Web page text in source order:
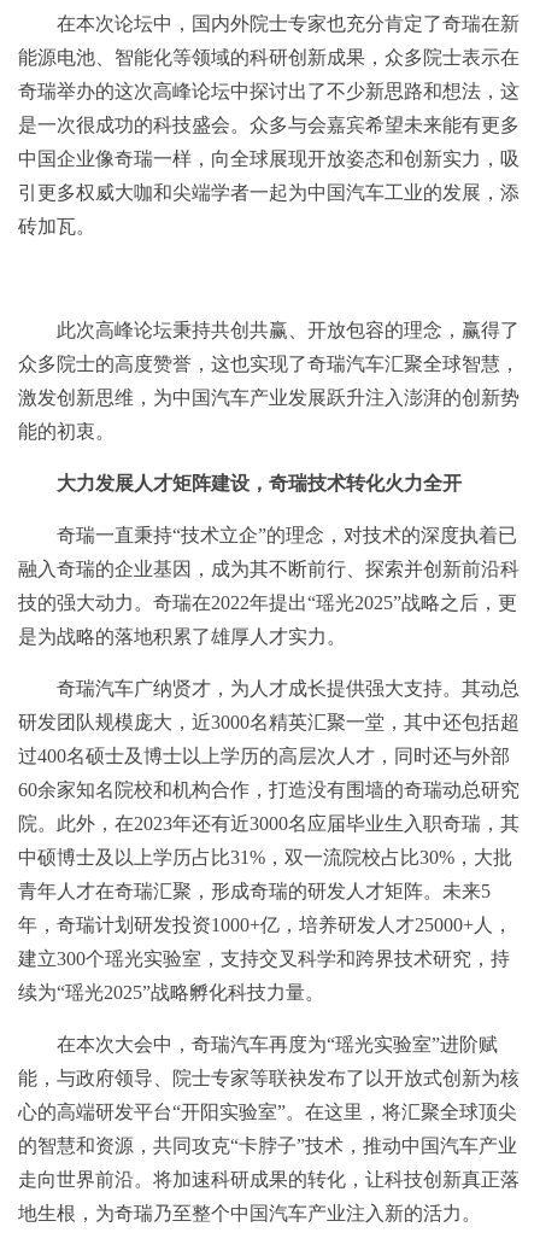
在本次论坛中，国内外院士专家也充分肯定了奇瑞在新
能源电池、智能化等领域的科研创新成果，众多院士表示在
奇瑞举办的这次高峰论坛中探讨出了不少新思路和想法，这
是一次很成功的科技盛会。众多与会嘉宾希望未来能有更多
中国企业像奇瑞一样，向全球展现开放姿态和创新实力，吸
引更多权威大咖和尖端学者一起为中国汽车工业的发展，添
砖加瓦。
此次高峰论坛秉持共创共赢、开放包容的理念，赢得了
众多院士的高度赞誉，这也实现了奇瑞汽车汇聚全球智慧，
激发创新思维，为中国汽车产业发展跃升注入澎湃的创新势
能的初衷。
大力发展人才矩阵建设，奇瑞技术转化火力全开
奇瑞一直秉持“技术立企”的理念，对技术的深度执着已
融入奇瑞的企业基因，成为其不断前行、探索并创新前沿科
技的强大动力。奇瑞在2022年提出“瑶光2025”战略之后，更
是为战略的落地积累了雄厚人才实力。
奇瑞汽车广纳贤才，为人才成长提供强大支持。其动总
研发团队规模庞大，近3000名精英汇聚一堂，其中还包括超
过400名硕士及博士以上学历的高层次人才，同时还与外部
60余家知名院校和机构合作，打造没有围墙的奇瑞动总研究
院。此外，在2023年还有近3000名应届毕业生入职奇瑞，其
中硕博士及以上学历占比31%，双一流院校占比30%，大批
青年人才在奇瑞汇聚，形成奇瑞的研发人才矩阵。未来5
年，奇瑞计划研发投资1000+亿，培养研发人才25000+人，
建立300个瑶光实验室，支持交叉科学和跨界技术研究，持
续为“瑶光2025”战略孵化科技力量。
在本次大会中，奇瑞汽车再度为“瑶光实验室”进阶赋
能，与政府领导、院士专家等联袂发布了以开放式创新为核
心的高端研发平台“开阳实验室”。在这里，将汇聚全球顶尖
的智慧和资源，共同攻克“卡脖子”技术，推动中国汽车产业
走向世界前沿。将加速科研成果的转化，让科技创新真正落
地生根，为奇瑞乃至整个中国汽车产业注入新的活力。